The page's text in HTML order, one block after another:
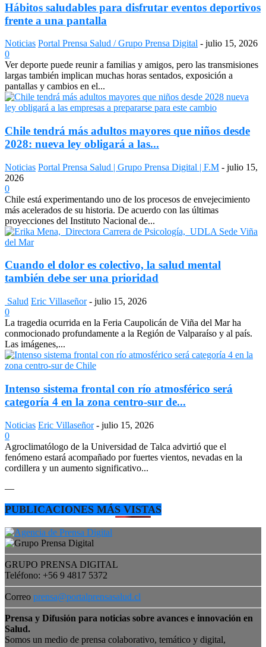
Hábitos saludables para disfrutar eventos deportivos
frente a una pantalla
Noticias Portal Prensa Salud / Grupo Prensa Digital - julio 15, 2026
0
Ver deporte puede reunir a familias y amigos, pero las transmisiones
largas también implican muchas horas sentados, exposición a
pantallas y cambios en el...
Chile tendrá más adultos mayores que niños desde
2028: nueva ley obligará a las...
Noticias Portal Prensa Salud | Grupo Prensa Digital | F.M - julio 15,
2026
0
Chile está experimentando uno de los procesos de envejecimiento
más acelerados de su historia. De acuerdo con las últimas
proyecciones del Instituto Nacional de...
Cuando el dolor es colectivo, la salud mental
también debe ser una prioridad
Salud Eric Villaseñor - julio 15, 2026
0
La tragedia ocurrida en la Feria Caupolicán de Viña del Mar ha
conmocionado profundamente a la Región de Valparaíso y al país.
Las imágenes,...
Intenso sistema frontal con río atmosférico será
categoría 4 en la zona centro-sur de...
Noticias Eric Villaseñor - julio 15, 2026
0
Agroclimatólogo de la Universidad de Talca advirtió que el
fenómeno estará acompañado por fuertes vientos, nevadas en la
cordillera y un aumento significativo...
—
PUBLICACIONES MÁS VISTAS
GRUPO PRENSA DIGITAL
Teléfono: +56 9 4817 5372
Correo prensa@portalprensasalud.cl
Prensa y Difusión para noticias sobre avances e innovación en
Salud.
Somos un medio de prensa colaborativo, temático y digital,